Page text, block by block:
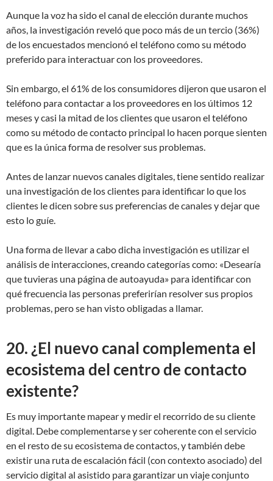
Aunque la voz ha sido el canal de elección durante muchos
años, la investigación reveló que poco más de un tercio (36%)
de los encuestados mencionó el teléfono como su método
preferido para interactuar con los proveedores.
Sin embargo, el 61% de los consumidores dijeron que usaron el
teléfono para contactar a los proveedores en los últimos 12
meses y casi la mitad de los clientes que usaron el teléfono
como su método de contacto principal lo hacen porque sienten
que es la única forma de resolver sus problemas.
Antes de lanzar nuevos canales digitales, tiene sentido realizar
una investigación de los clientes para identificar lo que los
clientes le dicen sobre sus preferencias de canales y dejar que
esto lo guíe.
Una forma de llevar a cabo dicha investigación es utilizar el
análisis de interacciones, creando categorías como: «Desearía
que tuvieras una página de autoayuda» para identificar con
qué frecuencia las personas preferirían resolver sus propios
problemas, pero se han visto obligadas a llamar.
20. ¿El nuevo canal complementa el
ecosistema del centro de contacto
existente?
Es muy importante mapear y medir el recorrido de su cliente
digital. Debe complementarse y ser coherente con el servicio
en el resto de su ecosistema de contactos, y también debe
existir una ruta de escalación fácil (con contexto asociado) del
servicio digital al asistido para garantizar un viaje conjunto